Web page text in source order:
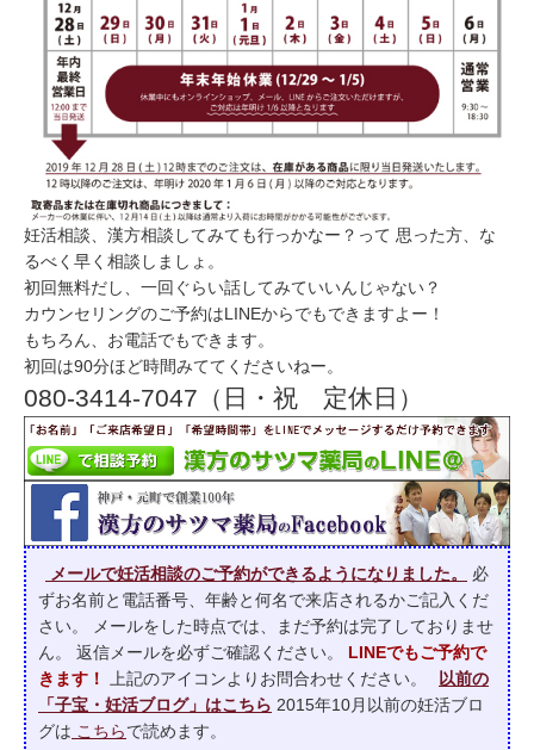
妊活相談、漢方相談してみても行っかなー？って 思った方、な
るべく早く相談しましょ。
初回無料だし、一回ぐらい話してみていいんじゃない？
カウンセリングのご予約はLINEからでもできますよー！
もちろん、お電話でもできます。
初回は90分ほど時間みててくださいねー。
080-3414-7047（日・祝 定休日）
メールで妊活相談のご予約ができるようになりました。
必
ずお名前と電話番号、年齢と何名で来店されるかご記入くだ
さい。 メールをした時点では、まだ予約は完了しておりませ
ん。 返信メールを必ずご確認ください。 LINEでもご予約で
きます！
上記のアイコンよりお問合わせください。
以前の
「子宝・妊活ブログ」はこちら 2015年10月以前の妊活ブロ
グは こちらで読めます。